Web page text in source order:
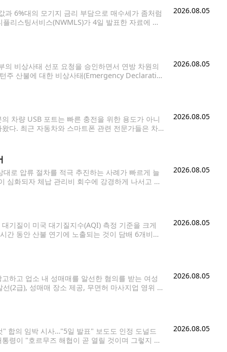
6%대의 모기지 금리 부담으로 매수세가 좀처럼
리스팅서비스(NWMLS)가 4일 발표한 자료에 따
2026.08.05
비상사태 선포 요청을 승인하면서 연방 차원의
주 산불에 대한 비상사태(Emergency Declaratio
2026.08.05
차량 USB 포트는 빠른 충전을 위한 용도가 아니
다. 최근 자동차와 스마트폰 관련 전문가들은 차
2026.08.05
로 압류 절차를 적극 추진하는 사례가 빠르게 늘
심화되자 체납 관리비 회수에 강경하게 나서고 있
2026.08.05
기질이 미국 대기질지수(AQI) 측정 기준을 크게
간 동안 산불 연기에 노출되는 것이 담배 6개비를
2026.08.05
하고 업소 내 성매매를 알선한 혐의를 받는 여성
(2급), 성매매 장소 제공, 무면허 마사지업 영위 혐
2026.08.05
합의 임박 시사…"5일 발표" 보도도 인정 도널드
령이 "호르무즈 해협이 곧 열릴 것이며 그렇지 않
2026.08.05